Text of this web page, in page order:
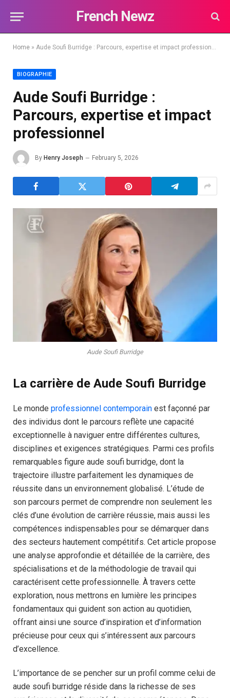
French Newz
Home » Aude Soufi Burridge : Parcours, expertise et impact professionnel
BIOGRAPHIE
Aude Soufi Burridge :
Parcours, expertise et impact
professionnel
By Henry Joseph February 5, 2026
Aude Soufi Burridge
La carrière de Aude Soufi Burridge
Le monde professionnel contemporain est façonné par
des individus dont le parcours reflète une capacité
exceptionnelle à naviguer entre différentes cultures,
disciplines et exigences stratégiques. Parmi ces profils
remarquables figure aude soufi burridge, dont la
trajectoire illustre parfaitement les dynamiques de
réussite dans un environnement globalisé. L’étude de
son parcours permet de comprendre non seulement les
clés d’une évolution de carrière réussie, mais aussi les
compétences indispensables pour se démarquer dans
des secteurs hautement compétitifs. Cet article propose
une analyse approfondie et détaillée de la carrière, des
spécialisations et de la méthodologie de travail qui
caractérisent cette professionnelle. À travers cette
exploration, nous mettrons en lumière les principes
fondamentaux qui guident son action au quotidien,
offrant ainsi une source d’inspiration et d’information
précieuse pour ceux qui s’intéressent aux parcours
d’excellence.
L’importance de se pencher sur un profil comme celui de
aude soufi burridge réside dans la richesse de ses